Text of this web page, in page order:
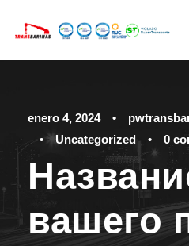
enero 4, 2024 •
•
Uncategorized • 0
вашего